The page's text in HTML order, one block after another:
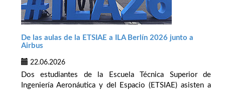
De las aulas de la ETSIAE a ILA Berlín 2026 junto a
Airbus
22.06.2026
Dos estudiantes de la Escuela Técnica Superior de
Ingeniería Aeronáutica y del Espacio (ETSIAE) asisten a